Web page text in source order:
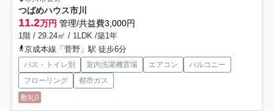
つばめハウス市川
11.2万円 管理/共益費3,000円
1階 / 29.24㎡ / 1LDK /築1年
京成本線「菅野」駅 徒歩6分
バス・トイレ別 室内洗濯機置場 エアコン
バルコニー
フローリング
都市ガス
敷礼0